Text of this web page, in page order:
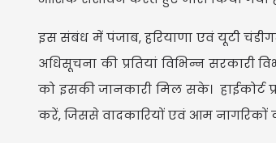
इस संबंध में पंजाब, हरियाणा एवं यूटी
अधिसूचना की प्रतियां विभिन्न सरकारी
को इसकी जानकारी मिल सके। हाईकोर्ट
करें, जिससे वादकारियों एवं आम नागरिकों